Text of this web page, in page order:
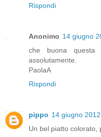
Rispondi
Anonimo 14 giugno
che buona questa
assolutamente.
PaolaA
Rispondi
pippo 14 giugno
Un bel piatto colorato,